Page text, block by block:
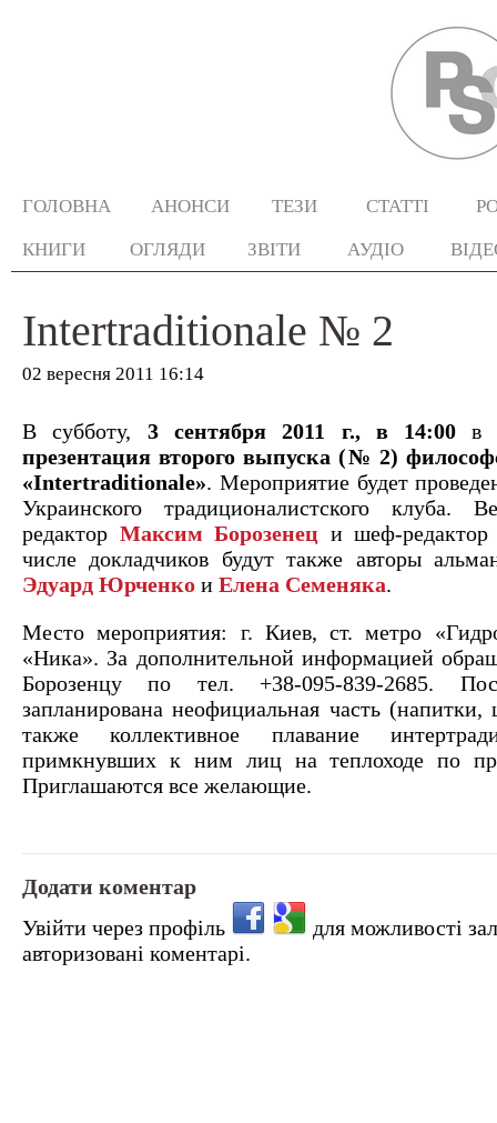
ГОЛОВНА АНОНСИ ТЕЗИ СТАТТІ
КНИГИ ОГЛЯДИ ЗВІТИ АУДІО
Intertraditionale № 2
02 вересня 2011 16:14
В субботу, 3 сентября 2011 г., в 14:00 в
презентация второго выпуска (№ 2)
«Intertraditionale». Мероприятие будет
Украинского традиционалистского клуба.
редактор Максим Борозенец и шеф-
числе докладчиков будут также авторы
Эдуард Юрченко и Елена Семеняка.
Место мероприятия: г. Киев, ст. метро
«Ника». За дополнительной информацией
Борозенцу по тел. +38-095-839-2685.
запланирована неофициальная часть
также коллективное плавание
примкнувших к ним лиц на теплоходе по
Приглашаются все желающие.
Додати коментар
Увійти через профіль
для можливості
авторизовані коментарі.